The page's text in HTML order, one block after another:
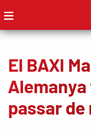
El BAXI
passar de